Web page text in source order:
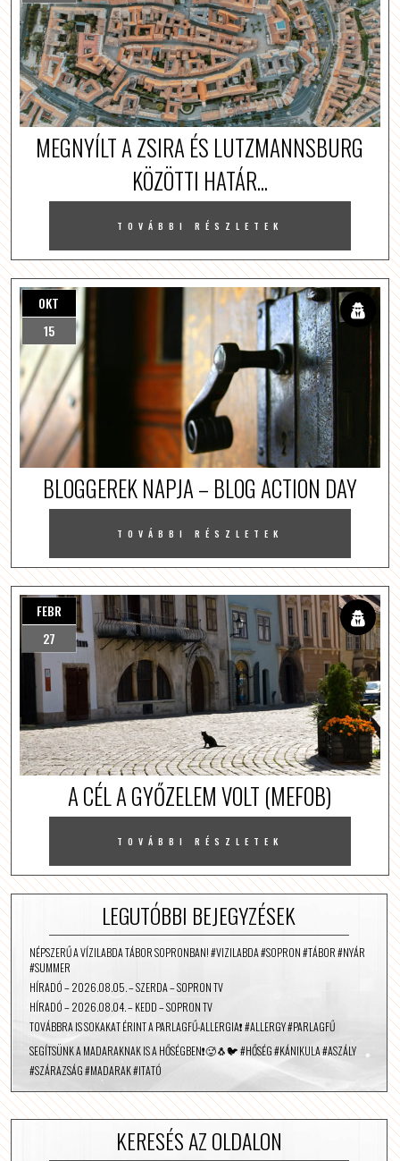
MEGNYÍLT A ZSIRA ÉS LUTZMANNSBURG
KÖZÖTTI HATÁR...
TOVÁBBI RÉSZLETEK
OKT
15
BLOGGEREK NAPJA – BLOG ACTION DAY
TOVÁBBI RÉSZLETEK
FEBR
27
A CÉL A GYŐZELEM VOLT (MEFOB)
TOVÁBBI RÉSZLETEK
LEGUTÓBBI BEJEGYZÉSEK
NÉPSZERŰ A VÍZILABDA TÁBOR SOPRONBAN! #VIZILABDA #SOPRON #TÁBOR #NYÁR
#SUMMER
HÍRADÓ – 2026.08.05. – SZERDA – SOPRON TV
HÍRADÓ – 2026.08.04. – KEDD – SOPRON TV
TOVÁBBRA IS SOKAKAT ÉRINT A PARLAGFŰ-ALLERGIA❗️ #ALLERGY #PARLAGFŰ
SEGÍTSÜNK A MADARAKNAK IS A HŐSÉGBEN❗️🥵🐧🐦 #HŐSÉG #KÁNIKULA #ASZÁLY
#SZÁRAZSÁG #MADARAK #ITATÓ
KERESÉS AZ OLDALON